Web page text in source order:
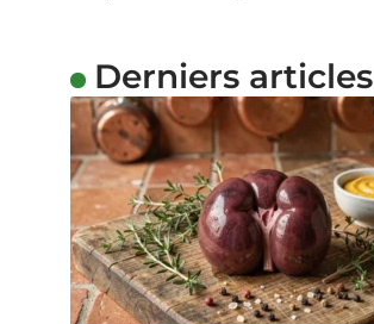
Derniers articles